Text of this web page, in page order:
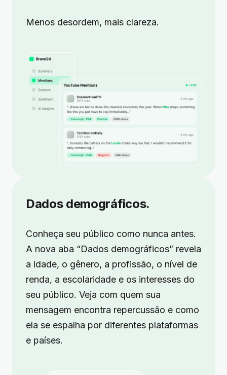
Menos desordem, mais clareza.
Dados demográficos.
Conheça seu público como nunca antes.
A nova aba “Dados demográficos” revela
a idade, o gênero, a profissão, o nível de
renda, a escolaridade e os interesses do
seu público. Veja com quem sua
mensagem encontra repercussão e como
ela se espalha por diferentes plataformas
e países.